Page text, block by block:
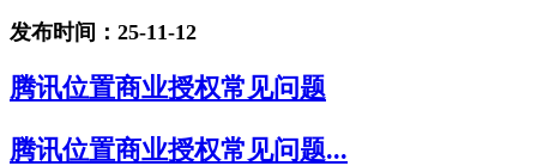
发布时间：25-11-12
腾讯位置商业授权常见问题
腾讯位置商业授权常见问题...